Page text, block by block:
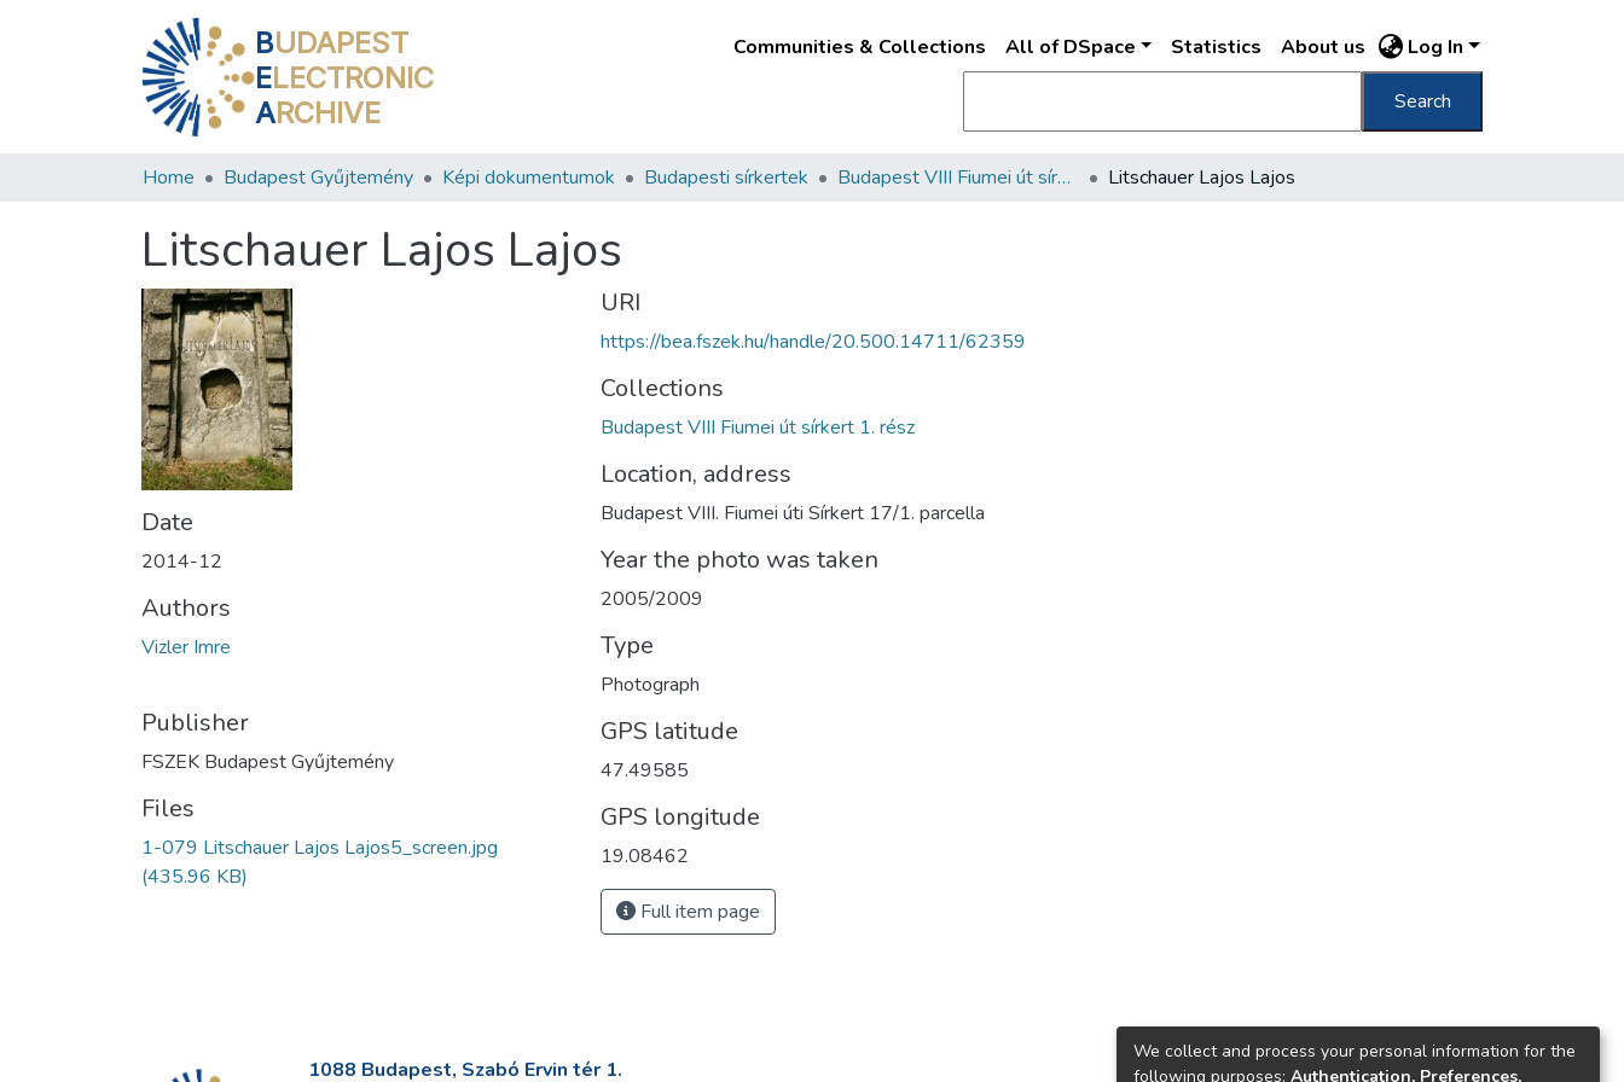
BUDAPEST
ELECTRONIC
ARCHIVE
Communities & Collections All of DSpace Statistics About us Log In
Search
Home Budapest Gyűjtemény Képi dokumentumok Budapesti sírkertek Budapest VIII Fiumei út sírkert 1. rész Litschauer Lajos Lajos
Litschauer Lajos Lajos
Date
2014-12
Authors
Vizler Imre
Publisher
FSZEK Budapest Gyűjtemény
Files
1-079 Litschauer Lajos Lajos5_screen.jpg
(435.96 KB)
URI
https://bea.fszek.hu/handle/20.500.14711/62359
Collections
Budapest VIII Fiumei út sírkert 1. rész
Location, address
Budapest VIII. Fiumei úti Sírkert 17/1. parcella
Year the photo was taken
2005/2009
Type
Photograph
GPS latitude
47.49585
GPS longitude
19.08462
Full item page
1088 Budapest, Szabó Ervin tér 1.
We collect and process your personal information for the
following purposes: Authentication, Preferences,